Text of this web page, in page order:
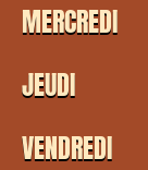
MERCREDI
JEUDI
VENDREDI